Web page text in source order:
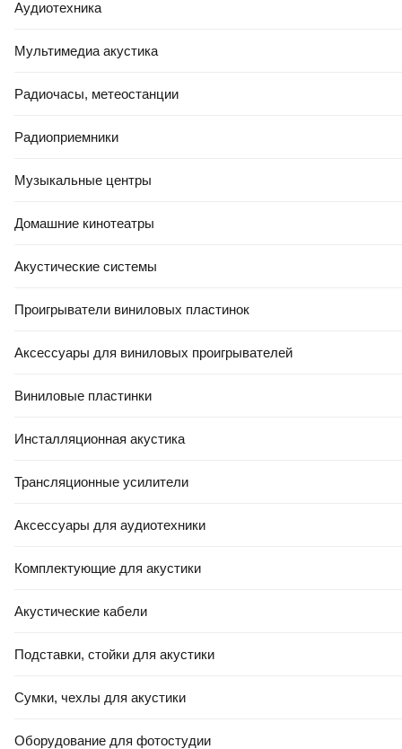
Аудиотехника
Мультимедиа акустика
Радиочасы, метеостанции
Радиоприемники
Музыкальные центры
Домашние кинотеатры
Акустические системы
Проигрыватели виниловых пластинок
Аксессуары для виниловых проигрывателей
Виниловые пластинки
Инсталляционная акустика
Трансляционные усилители
Аксессуары для аудиотехники
Комплектующие для акустики
Акустические кабели
Подставки, стойки для акустики
Сумки, чехлы для акустики
Оборудование для фотостудии